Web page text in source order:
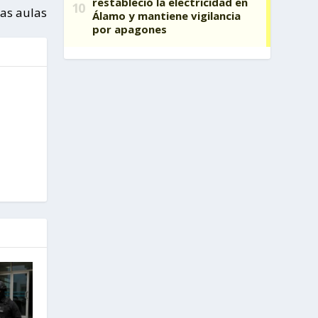
aulas